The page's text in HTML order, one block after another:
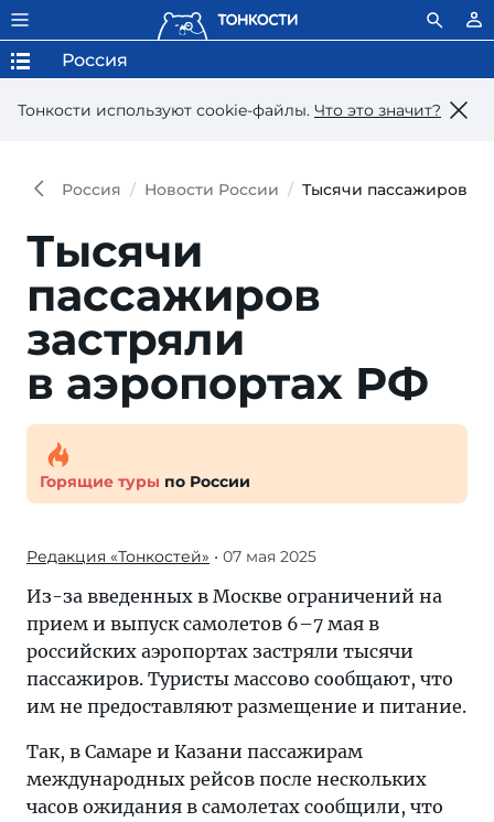
Тонкости используют сookie-файлы. Что это значит?
Россия
Россия Новости России Тысячи пассажиров
Тысячи
пассажиров
застря­ли
в аэропор­тах РФ
Горящие туры по России
Редакция «Тонкостей» • 07 мая 2025
Из-за введенных в Москве ограничений на
прием и выпуск самолетов 6–7 мая в
российских аэропортах застряли тысячи
пассажиров. Туристы массово сообщают, что
им не предоставляют размещение и питание.
Так, в Самаре и Казани пассажирам
международных рейсов после нескольких
часов ожидания в самолетах сообщили, что